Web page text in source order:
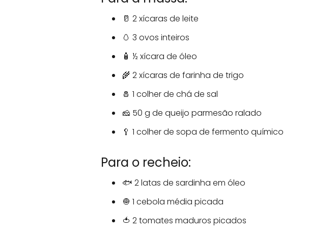
🥛 2 xícaras de leite
🥚 3 ovos inteiros
🧴 ½ xícara de óleo
🌾 2 xícaras de farinha de trigo
🧂 1 colher de chá de sal
🧀 50 g de queijo parmesão ralado
🥄 1 colher de sopa de fermento químico
Para o recheio:
🐟 2 latas de sardinha em óleo
🧅 1 cebola média picada
🍅 2 tomates maduros picados